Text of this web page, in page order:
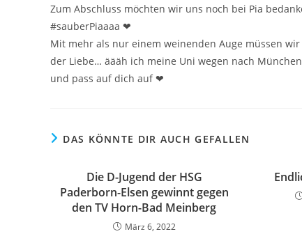
Zum Abschluss möchten wir uns noch bei Pia
#sauberPiaaaa ❤
Mit mehr als nur einem weinenden Auge müssen
der Liebe… äääh ich meine Uni wegen nach
und pass auf dich auf ❤
DAS KÖNNTE DIR AUCH GEFALLEN
Die D-Jugend der HSG
Paderborn-Elsen gewinnt gegen
den TV Horn-Bad Meinberg
März 6, 2022